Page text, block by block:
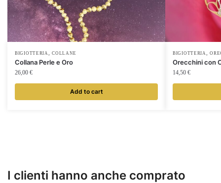
BIGIOTTERIA ,COLLANE
Collana Perle e Oro
26,00 €
Add to cart
BIGIOTTERIA ,
Orecchini con
14,50 €
I clienti hanno anche comprato